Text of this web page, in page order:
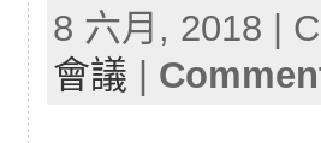
8 六月, 2018 |
會議